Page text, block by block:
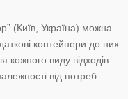
(Київ, Україна) можна
контейнери до них.
кожного виду відходів
від потреб